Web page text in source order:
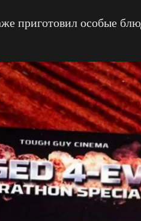
приготовил особые